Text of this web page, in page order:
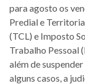
para agosto os
Predial e
(TCL) e Imposto
Trabalho Pessoal
além de
alguns casos, a